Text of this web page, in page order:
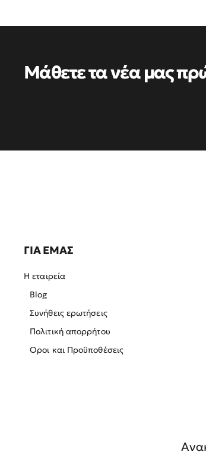
Μάθετε τα νέα μας
ΓΙΑ ΕΜΑΣ
Η εταιρεία
Blog
Συνήθεις ερωτήσεις
Πολιτική απορρήτου
Όροι και Προϋποθέσεις